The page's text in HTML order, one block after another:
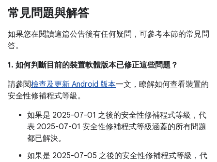
常見問題與解答
如果您在閱讀這篇公告後有任何疑問，可參考本節的常見問
答。
1. 如何判斷目前的裝置軟體版本已修正這些問題？
請參閱檢查及更新 Android 版本一文，瞭解如何查看裝置的
安全性修補程式等級。
如果是 2025-07-01 之後的安全性修補程式等級，代
表 2025-07-01 安全性修補程式等級涵蓋的所有問題
都已解決。
如果是 2025-07-05 之後的安全性修補程式等級，代